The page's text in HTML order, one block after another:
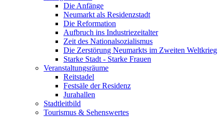
Die Anfänge
Neumarkt als Residenzstadt
Die Reformation
Aufbruch ins Industriezeitalter
Zeit des Nationalsozialismus
Die Zerstörung Neumarkts im Zweiten Weltkrieg
Starke Stadt - Starke Frauen
Veranstaltungsräume
Reitstadel
Festsäle der Residenz
Jurahallen
Stadtleitbild
Tourismus & Sehenswertes